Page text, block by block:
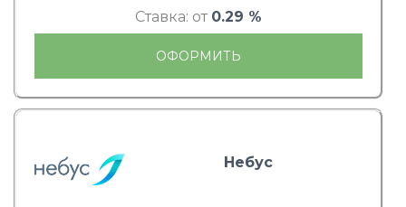
Ставка: от 0.29 %
ОФОРМИТЬ
Небус